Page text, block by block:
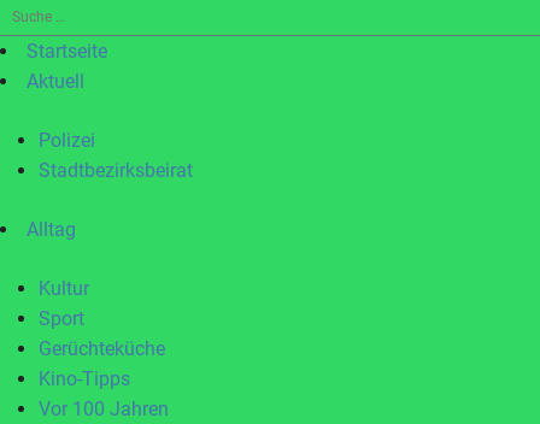
Suche
nach:Startseite
Aktuell
Polizei
Stadtbezirksbeirat
Alltag
Kultur
Sport
Gerüchteküche
Kino-Tipps
Vor 100 Jahren